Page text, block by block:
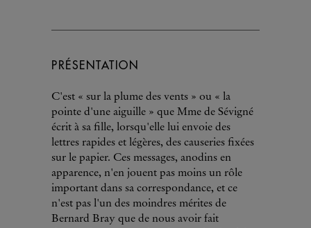
PRÉSENTATION
C'est « sur la plume des vents » ou « la
pointe d'une aiguille » que Mme de Sévigné
écrit à sa fille, lorsqu'elle lui envoie des
lettres rapides et légères, des causeries fixées
sur le papier. Ces messages, anodins en
apparence, n'en jouent pas moins un rôle
important dans sa correspondance, et ce
n'est pas l'un des moindres mérites de
Bernard Bray que de nous avoir fait